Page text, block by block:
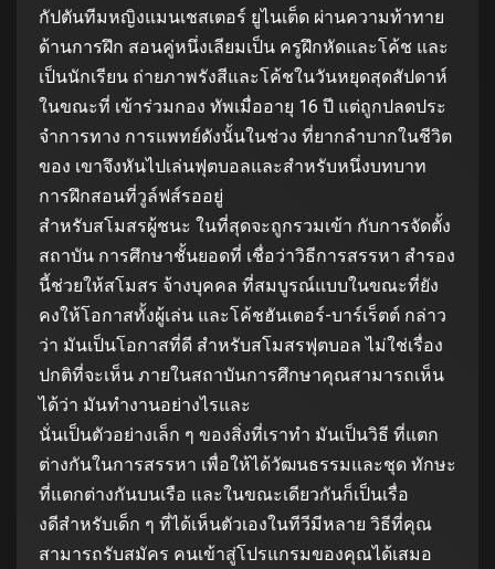
กัปตันทีมหญิงแมนเชสเตอร์ ยูไนเต็ด ผ่านความท้าทาย
ด้านการฝึก สอนคู่หนึ่งเลียมเป็น ครูฝึกหัดและโค้ช และ
เป็นนักเรียน ถ่ายภาพรังสีและโค้ชในวันหยุดสุดสัปดาห์
ในขณะที่ เข้าร่วมกอง ทัพเมื่ออายุ 16 ปี แต่ถูกปลดประ
จําการทาง การแพทย์ดังนั้นในช่วง ที่ยากลําบากในชีวิต
ของ เขาจึงหันไปเล่นฟุตบอลและสําหรับหนึ่งบทบาท
การฝึกสอนที่วูล์ฟส์รออยู่
สําหรับสโมสรผู้ชนะ ในที่สุดจะถูกรวมเข้า กับการจัดตั้ง
สถาบัน การศึกษาชั้นยอดที่ เชื่อว่าวิธีการสรรหา สํารอง
นี้ช่วยให้สโมสร จ้างบุคคล ที่สมบูรณ์แบบในขณะที่ยัง
คงให้โอกาสทั้งผู้เล่น และโค้ชฮันเตอร์-บาร์เร็ตต์ กล่าว
ว่า มันเป็นโอกาสที่ดี สําหรับสโมสรฟุตบอล ไม่ใช่เรื่อง
ปกติที่จะเห็น ภายในสถาบันการศึกษาคุณสามารถเห็น
ได้ว่า มันทํางานอย่างไรและ
นั่นเป็นตัวอย่างเล็ก ๆ ของสิ่งที่เราทํา มันเป็นวิธี ที่แตก
ต่างกันในการสรรหา เพื่อให้ได้วัฒนธรรมและชุด ทักษะ
ที่แตกต่างกันบนเรือ และในขณะเดียวกันก็เป็นเรื่อ
งดีสําหรับเด็ก ๆ ที่ได้เห็นตัวเองในทีวีมีหลาย วิธีที่คุณ
สามารถรับสมัคร คนเข้าสู่โปรแกรมของคุณได้เสมอ